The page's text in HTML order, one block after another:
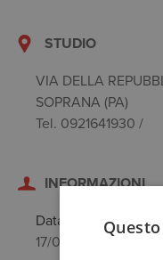
STUDIO
VIA DELLA
SOPRANA (PA)
Tel. 0921641930 /
INFORMAZIONI
Data di nascita
17/04/1966